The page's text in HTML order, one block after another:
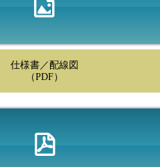
仕様書／配線図
（PDF）